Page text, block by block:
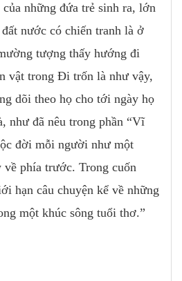
của những đứa trẻ sinh ra, lớn
nước có chiến tranh là ở
tượng thấy hướng đi
vật trong Đi trốn là như vậy,
dõi theo họ cho tới ngày họ
như đã nêu trong phần “Vĩ
đời mỗi người như một
về phía trước. Trong cuốn
hạn câu chuyện kể về những
một khúc sông tuổi thơ.”